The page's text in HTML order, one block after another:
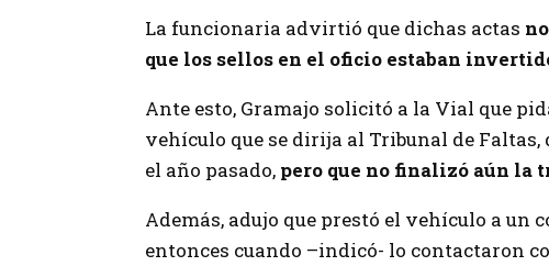
La funcionaria advirtió que dichas actas
que los sellos en el oficio estaban
Ante esto, Gramajo solicitó a la Vial que
vehículo que se dirija al Tribunal de
el año pasado, pero que no finalizó aún la
Además, adujo que prestó el vehículo a un
entonces cuando –indicó- lo contactaron